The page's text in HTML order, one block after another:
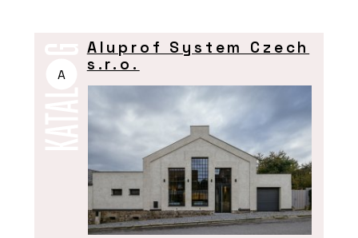
A
Aluprof System Czech
s.r.o.